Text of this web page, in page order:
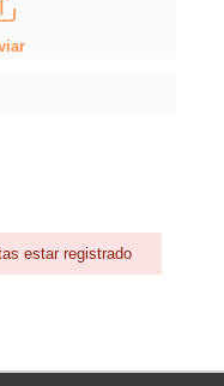
estar registrado